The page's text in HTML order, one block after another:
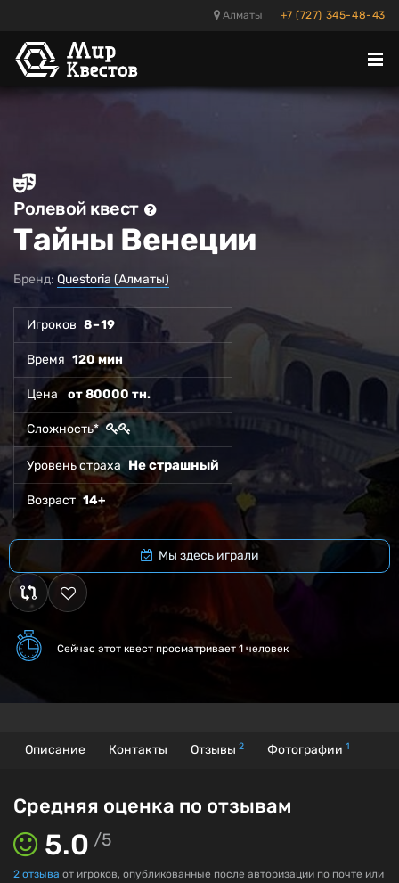
Алматы +7 (727) 345-48-43
Ролевой квест
Тайны Венеции
Бренд: Questoria (Алматы)
Игроков 8 – 19
Время 120 мин
Цена от 80000 тн.
Сложность*
Уровень страха Не страшный
Возраст 14+
Мы здесь играли
Сейчас этот квест просматривает 1 человек
Описание Контакты Отзывы 2 Фотографии 1
Средняя оценка по отзывам
5.0 /5
2 отзыва от игроков, опубликованные после авторизации по почте или